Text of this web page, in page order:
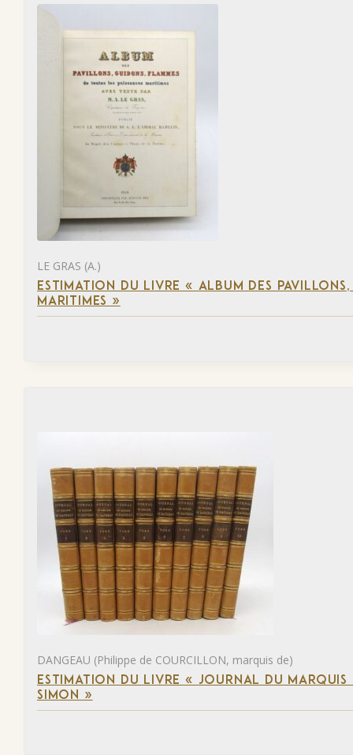
LE GRAS (A.)
ESTIMATION DU LIVRE « ALBUM DES
MARITIMES »
DANGEAU (Philippe de COURCILLON, marquis de)
ESTIMATION DU LIVRE « JOURNAL DU
SIMON »